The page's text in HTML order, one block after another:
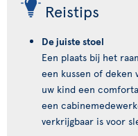
Reistips
De juiste stoel
Een plaats bij het
een kussen of deken
uw kind een
een
verkrijgbaar is voor